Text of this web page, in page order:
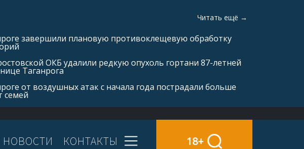
Читать ещё →
завершили плановую противоклещевую обработку
ОКБ удалили редкую опухоль гортани 87-летней
Таганрога
от воздушных атак с начала года пострадали больше
семей
НОВОСТИ КОНТАКТЫ 18+